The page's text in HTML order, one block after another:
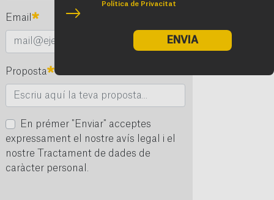
Política de Privacitat
ENVIA
Email Obligatori
Proposta Obligatori
En prémer "Enviar" acceptes
expressament el nostre avís legal i el
nostre Tractament de dades de
caràcter personal.